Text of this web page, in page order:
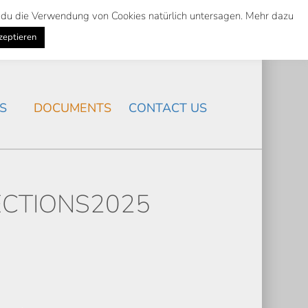
Suche
Search
NEWS
DOCUMENTS CONTACT US
die Verwendung von Cookies natürlich untersagen. Mehr dazu